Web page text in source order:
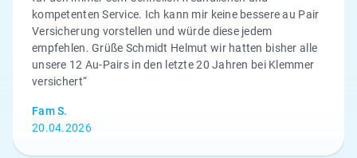
kompetenten Service. Ich kann mir keine bessere au Pair
Versicherung vorstellen und würde diese jedem
empfehlen. Grüße Schmidt Helmut wir hatten bisher alle
unsere 12 Au-Pairs in den letzte 20 Jahren bei Klemmer
versichert“
Fam S.
20.04.2026